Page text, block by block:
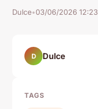
Dulce•03/06/2026 12:23
D Dulce
TAGS